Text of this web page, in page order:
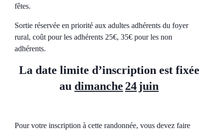
fêtes.
Sortie réservée en priorité aux adultes adhérents du foyer
rural, coût pour les adhérents 25€, 35€ pour les non
adhérents.
La date limite d’inscription est fixée
au dimanche 24juin
Pour votre inscription à cette randonnée, vous devez faire